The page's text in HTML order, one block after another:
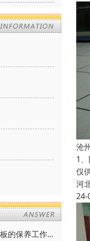
地板厂家是如何做好陶瓷防静电地板的保养工作？
沧
1
仅
河
24-